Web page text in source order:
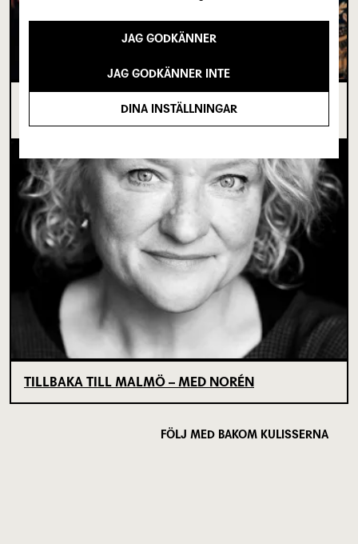
I SPRICKAN MELLAN DET SOM VARIT OCH DET
SOM ÄNNU INTE BÖRJAT
TILLBAKA TILL MALMÖ – MED NORÉN
FÖLJ MED BAKOM KULISSERNA
JAG GODKÄNNER
JAG GODKÄNNER INTE
DINA INSTÄLLNINGAR